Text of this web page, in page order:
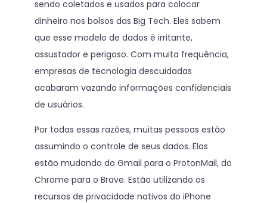
sendo coletados e usados para colocar
dinheiro nos bolsos das Big Tech. Eles sabem
que esse modelo de dados é irritante,
assustador e perigoso. Com muita frequência,
empresas de tecnologia descuidadas
acabaram vazando informações confidenciais
de usuários.
Por todas essas razões, muitas pessoas estão
assumindo o controle de seus dados. Elas
estão mudando do Gmail para o ProtonMail, do
Chrome para o Brave. Estão utilizando os
recursos de privacidade nativos do iPhone